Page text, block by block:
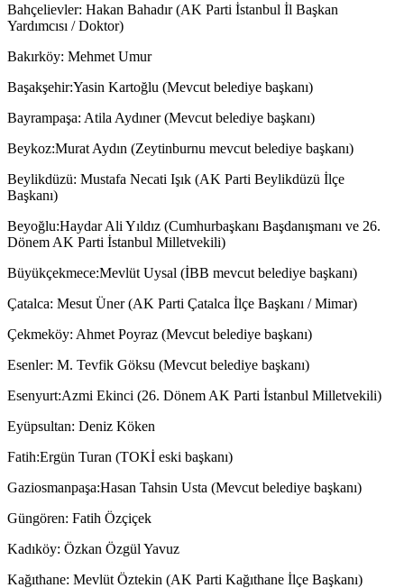
Bahçelievler: Hakan Bahadır (AK Parti İstanbul İl Başkan
Yardımcısı / Doktor)
Bakırköy: Mehmet Umur
Başakşehir:Yasin Kartoğlu (Mevcut belediye başkanı)
Bayrampaşa: Atila Aydıner (Mevcut belediye başkanı)
Beykoz:Murat Aydın (Zeytinburnu mevcut belediye başkanı)
Beylikdüzü: Mustafa Necati Işık (AK Parti Beylikdüzü İlçe
Başkanı)
Beyoğlu:Haydar Ali Yıldız (Cumhurbaşkanı Başdanışmanı ve 26.
Dönem AK Parti İstanbul Milletvekili)
Büyükçekmece:Mevlüt Uysal (İBB mevcut belediye başkanı)
Çatalca: Mesut Üner (AK Parti Çatalca İlçe Başkanı / Mimar)
Çekmeköy: Ahmet Poyraz (Mevcut belediye başkanı)
Esenler: M. Tevfik Göksu (Mevcut belediye başkanı)
Esenyurt:Azmi Ekinci (26. Dönem AK Parti İstanbul Milletvekili)
Eyüpsultan: Deniz Köken
Fatih:Ergün Turan (TOKİ eski başkanı)
Gaziosmanpaşa:Hasan Tahsin Usta (Mevcut belediye başkanı)
Güngören: Fatih Özçiçek
Kadıköy: Özkan Özgül Yavuz
Kağıthane: Mevlüt Öztekin (AK Parti Kağıthane İlçe Başkanı)